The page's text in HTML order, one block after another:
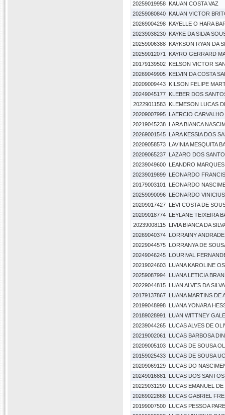
20259019958 KAUAN COSTA VAZ
20259080840 KAUAN VICTOR
20269004298 KAYELLE O HARA
20239038230 KAYKE DA SILVA
20259006388 KAYKSON RYAN DA
20259012071
KAYRO GERRARD
20179139502 KELSON VICTOR
20269049905 KELVIN DA COSTA
20209009443 KILSON FELIPE
20249045177 KLEBER DOS
20229011583
KLEMESON LUCAS
20209007995 LAERCIO
20219045238 LARA BIANCA
20269001545 LARA KESSIA DOS
20209058573 LAVINIA MESQUITA
20209065237 LAZARO DOS
20239049600 LEANDRO
20239019899 LEONARDO
20179003101
LEONARDO
20259090096 LEONARDO
20209017427 LEVI COSTA DE
20209018774 LEYLANE TEIXEIRA
20239008115
LIVIA BIANCA DA
20269040374 LORRAINY
20229044575 LORRANYA DE
20249046245 LOURIVAL
20219024603 LUANA KAROLINE
20259087994 LUANA LETICIA
20229044815 LUAN ALVES DA SILVA
20179137867 LUANA MARTINS DE
20199048998 LUANA YONARA
20189028991
LUAN WITTNEY
20239044265 LUCAS ALVES DE
20219002061
LUCAS BARBOSA
20209005103 LUCAS DE SOUSA
20159025433 LUCAS DE SOUSA
20209069129 LUCAS DO
20249016881
LUCAS DOS
20229031290 LUCAS EMANUEL
20269022868 LUCAS GABRIEL
20199007500 LUCAS PESSOA